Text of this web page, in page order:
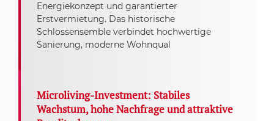
Energiekonzept und garantierter
Erstvermietung. Das historische
Schlossensemble verbindet hochwertige
Sanierung, moderne Wohnqual
Microliving-Investment: Stabiles
Wachstum, hohe Nachfrage und attraktive